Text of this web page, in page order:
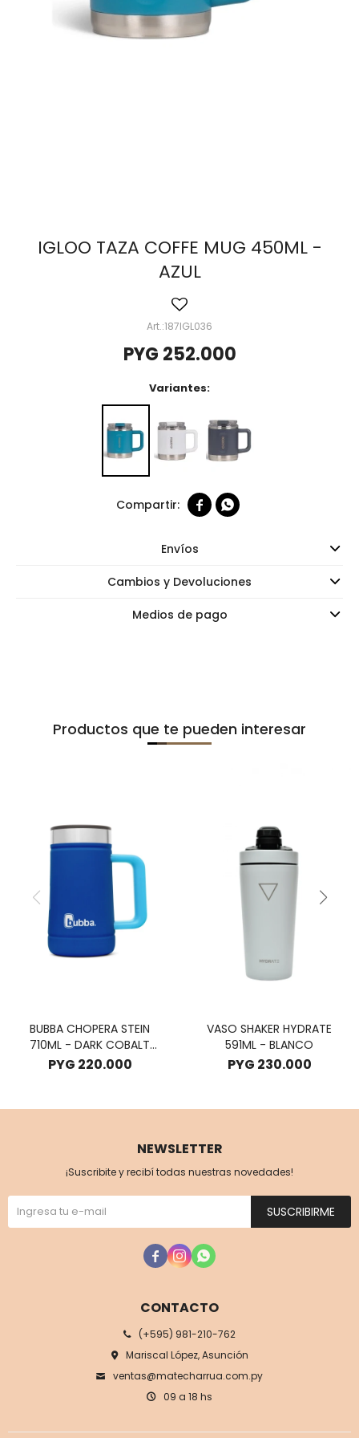
IGLOO TAZA COFFE MUG 450ML -
AZUL
187IGL036
PYG 252.000
Variantes:
 
Envíos
Cambios y Devoluciones
Medios de pago
Productos que te pueden interesar
BUBBA CHOPERA STEIN
710ML - DARK COBALT
RUBERIZED
PYG 220.000
VASO SHAKER HYDRATE
591ML - BLANCO
PYG 230.000
CONTACTO
(+595) 981-210-762
Mariscal López, Asunción
ventas@matecharrua.com.py
09 a 18 hs
NEWSLETTER
¡Suscribite y recibí todas nuestras novedades!
SUSCRIBIRME
  